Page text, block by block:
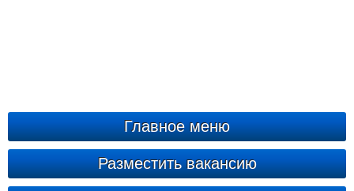
Главное меню
Разместить вакансию